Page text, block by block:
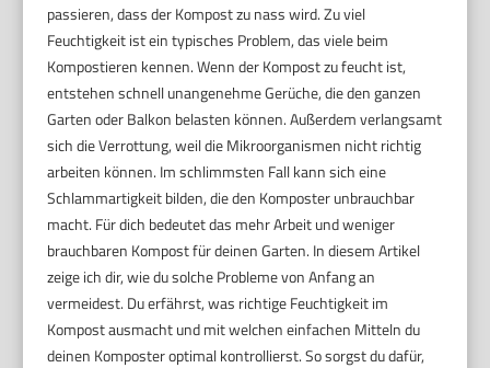
passieren, dass der Kompost zu nass wird. Zu viel
Feuchtigkeit ist ein typisches Problem, das viele beim
Kompostieren kennen. Wenn der Kompost zu feucht ist,
entstehen schnell unangenehme Gerüche, die den ganzen
Garten oder Balkon belasten können. Außerdem verlangsamt
sich die Verrottung, weil die Mikroorganismen nicht richtig
arbeiten können. Im schlimmsten Fall kann sich eine
Schlammartigkeit bilden, die den Komposter unbrauchbar
macht. Für dich bedeutet das mehr Arbeit und weniger
brauchbaren Kompost für deinen Garten. In diesem Artikel
zeige ich dir, wie du solche Probleme von Anfang an
vermeidest. Du erfährst, was richtige Feuchtigkeit im
Kompost ausmacht und mit welchen einfachen Mitteln du
deinen Komposter optimal kontrollierst. So sorgst du dafür,